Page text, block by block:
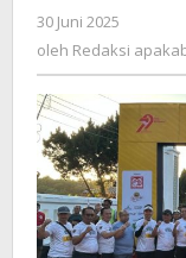
30 Juni 2025
oleh Redaksi